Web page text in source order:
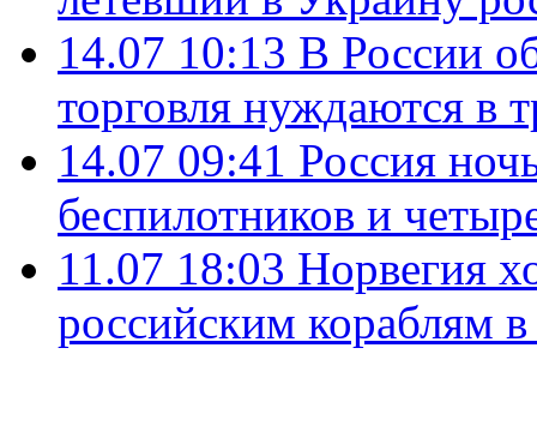
14.07 10:13 В России
торговля нуждаются в
14.07 09:41 Россия
беспилотников и
11.07 18:03 Норвегия
российским кораблям